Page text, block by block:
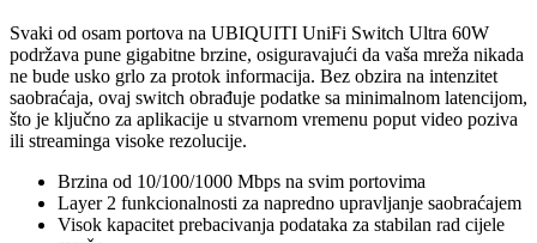
Svaki od osam portova na UBIQUITI UniFi Switch Ultra 60W
podržava pune gigabitne brzine, osiguravajući da vaša mreža nikada
ne bude usko grlo za protok informacija. Bez obzira na intenzitet
saobraćaja, ovaj switch obrađuje podatke sa minimalnom latencijom,
što je ključno za aplikacije u stvarnom vremenu poput video poziva
ili streaminga visoke rezolucije.
Brzina od 10/100/1000 Mbps na svim portovima
Layer 2 funkcionalnosti za napredno upravljanje saobraćajem
Visok kapacitet prebacivanja podataka za stabilan rad cijele